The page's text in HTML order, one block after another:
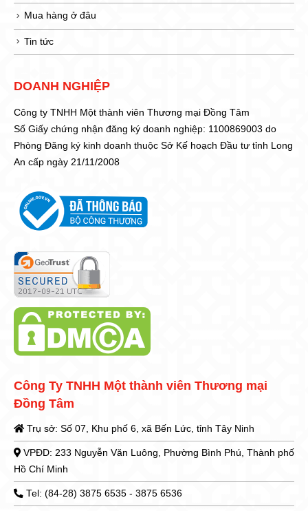
Mua hàng ở đâu
Tin tức
DOANH NGHIỆP
Công ty TNHH Một thành viên Thương mại Đồng Tâm
Số Giấy chứng nhận đăng ký doanh nghiệp: 1100869003 do
Phòng Đăng ký kinh doanh thuộc Sở Kế hoạch Đầu tư tỉnh Long
An cấp ngày 21/11/2008
Công Ty TNHH Một thành viên Thương mại
Đồng Tâm
Trụ sở: Số 07, Khu phố 6, xã Bến Lức, tỉnh Tây Ninh
VPĐD: 233 Nguyễn Văn Luông, Phường Bình Phú, Thành phố
Hồ Chí Minh
Tel: (84-28) 3875 6535 - 3875 6536